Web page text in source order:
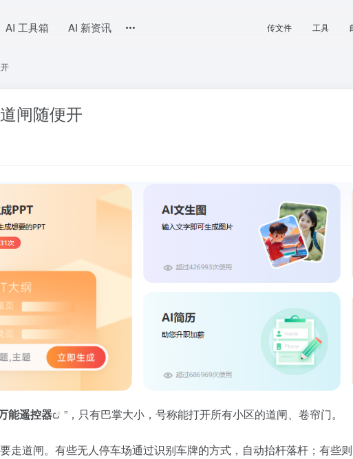
AI 工具箱 AI 新资讯 传文件 工具
闸随便开
能遥控器 ”，只有巴掌大小，号称能打开所有小区的道闸、卷帘门。
走道闸。有些无人停车场通过识别车牌的方式，自动抬杆落杆；有些